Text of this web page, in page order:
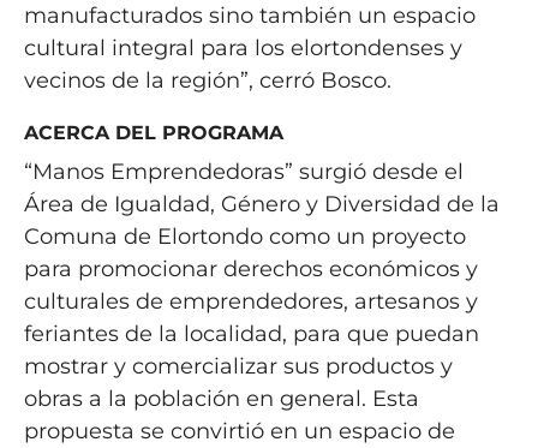
manufacturados sino también un espacio
cultural integral para los elortondenses y
vecinos de la región”, cerró Bosco.
ACERCA DEL PROGRAMA
“Manos Emprendedoras” surgió desde el
Área de Igualdad, Género y Diversidad de la
Comuna de Elortondo como un proyecto
para promocionar derechos económicos y
culturales de emprendedores, artesanos y
feriantes de la localidad, para que puedan
mostrar y comercializar sus productos y
obras a la población en general. Esta
propuesta se convirtió en un espacio de